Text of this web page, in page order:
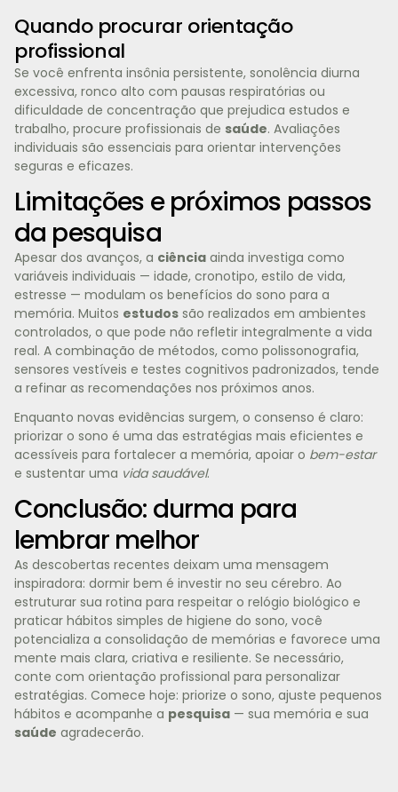
Quando procurar orientação
profissional
Se você enfrenta insônia persistente, sonolência diurna
excessiva, ronco alto com pausas respiratórias ou
dificuldade de concentração que prejudica estudos e
trabalho, procure profissionais de saúde. Avaliações
individuais são essenciais para orientar intervenções
seguras e eficazes.
Limitações e próximos passos
da pesquisa
Apesar dos avanços, a ciência ainda investiga como
variáveis individuais — idade, cronotipo, estilo de vida,
estresse — modulam os benefícios do sono para a
memória. Muitos estudos são realizados em ambientes
controlados, o que pode não refletir integralmente a vida
real. A combinação de métodos, como polissonografia,
sensores vestíveis e testes cognitivos padronizados, tende
a refinar as recomendações nos próximos anos.
Enquanto novas evidências surgem, o consenso é claro:
priorizar o sono é uma das estratégias mais eficientes e
acessíveis para fortalecer a memória, apoiar o bem-estar
e sustentar uma vida saudável.
Conclusão: durma para
lembrar melhor
As descobertas recentes deixam uma mensagem
inspiradora: dormir bem é investir no seu cérebro. Ao
estruturar sua rotina para respeitar o relógio biológico e
praticar hábitos simples de higiene do sono, você
potencializa a consolidação de memórias e favorece uma
mente mais clara, criativa e resiliente. Se necessário,
conte com orientação profissional para personalizar
estratégias. Comece hoje: priorize o sono, ajuste pequenos
hábitos e acompanhe a pesquisa — sua memória e sua
saúde agradecerão.